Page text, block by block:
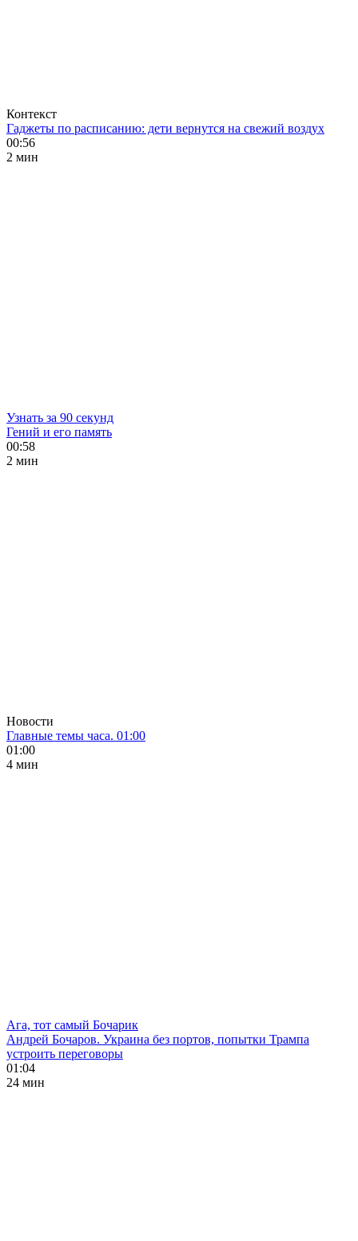
Контекст
Гаджеты по расписанию: дети вернутся на свежий воздух
00:56
2 мин
Узнать за 90 секунд
Гений и его память
00:58
2 мин
Новости
Главные темы часа. 01:00
01:00
4 мин
Ага, тот самый Бочарик
Андрей Бочаров. Украина без портов, попытки Трампа
устроить переговоры
01:04
24 мин